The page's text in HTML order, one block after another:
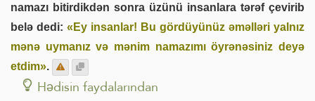
namazı bitirdikdən sonra üzünü insanlara tərəf çevirib
belə dedi: «Ey insanlar! Bu gördüyünüz əməlləri yalnız
mənə uymanız və mənim namazımı öyrənəsiniz deyə
etdim».
Hədisin faydalarından